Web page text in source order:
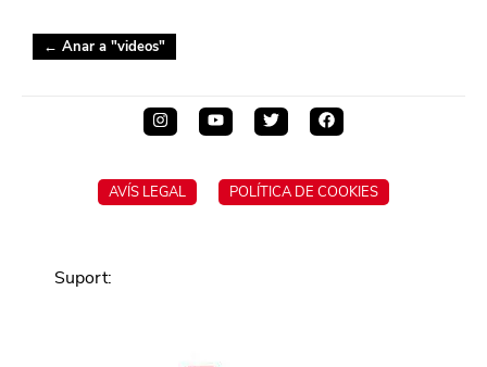
← Anar a "videos"
AVÍS LEGAL POLÍTICA DE COOKIES
Suport: